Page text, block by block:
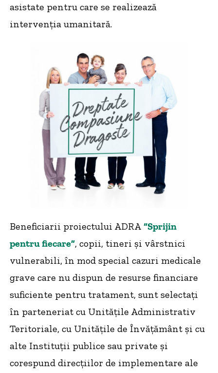
asistate pentru care se realizează
intervenția umanitară.
Beneficiarii proiectului ADRA “Sprijin
pentru fiecare”, copii, tineri și vârstnici
vulnerabili, în mod special cazuri medicale
grave care nu dispun de resurse financiare
suficiente pentru tratament, sunt selectați
în parteneriat cu Unitățile Administrativ
Teritoriale, cu Unitățile de Învățământ și cu
alte Instituții publice sau private și
corespund direcțiilor de implementare ale